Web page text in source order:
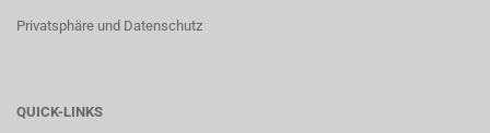
Privatsphäre und Datenschutz
QUICK-LINKS